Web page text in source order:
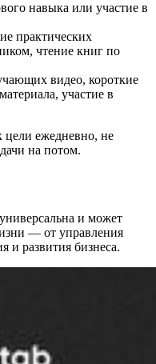
навыка или участие в
практических
чтение книг по
видео, короткие
участие в
цели ежедневно, не
на потом.
универсальна и может
— от управления
и развития бизнеса.